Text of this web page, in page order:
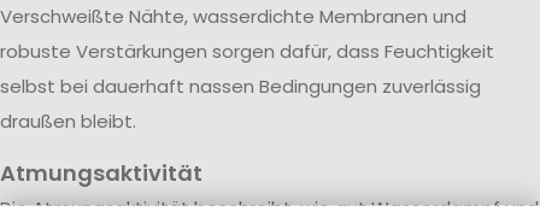
Verschweißte Nähte, wasserdichte Membranen und
robuste Verstärkungen sorgen dafür, dass Feuchtigkeit
selbst bei dauerhaft nassen Bedingungen zuverlässig
draußen bleibt.
Atmungsaktivität
Die Atmungsaktivität beschreibt, wie gut Wasserdampf und